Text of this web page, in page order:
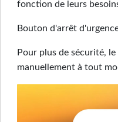
fonction de leurs
Bouton d'arrêt
Pour plus de sécurité,
manuellement à tout